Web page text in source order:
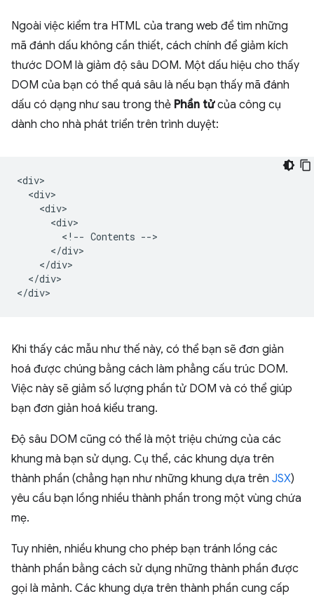
Ngoài việc kiểm tra HTML của trang web để tìm những
mã đánh dấu không cần thiết, cách chính để giảm kích
thước DOM là giảm độ sâu DOM. Một dấu hiệu cho thấy
DOM của bạn có thể quá sâu là nếu bạn thấy mã đánh
dấu có dạng như sau trong thẻ Phần tửcủa công cụ
dành cho nhà phát triển trên trình duyệt:
<div>
  <div>
    <div>
      <div>
        <!-- Contents -->
      </div>
    </div>
  </div>
Khi thấy các mẫu như thế này, có thể bạn sẽ đơn giản
hoá được chúng bằng cách làm phẳng cấu trúc DOM.
Việc này sẽ giảm số lượng phần tử DOM và có thể giúp
bạn đơn giản hoá kiểu trang.
Độ sâu DOM cũng có thể là một triệu chứng của các
khung mà bạn sử dụng. Cụ thể, các khung dựa trên
thành phần (chẳng hạn như những khung dựa trên JSX)
yêu cầu bạn lồng nhiều thành phần trong một vùng chứa
mẹ.
Tuy nhiên, nhiều khung cho phép bạn tránh lồng các
thành phần bằng cách sử dụng những thành phần được
gọi là mảnh. Các khung dựa trên thành phần cung cấp